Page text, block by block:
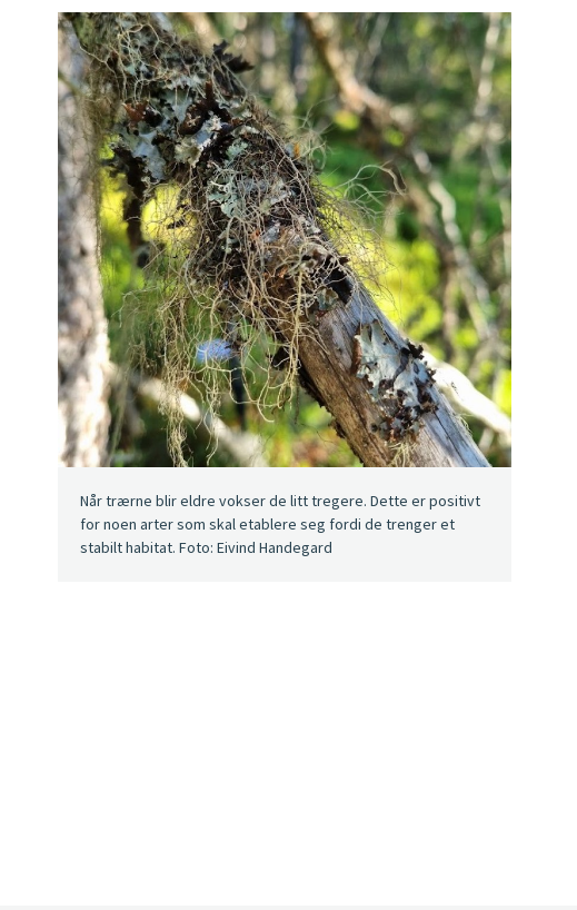
Når trærne blir eldre vokser de litt tregere. Dette er positivt
for noen arter som skal etablere seg fordi de trenger et
stabilt habitat. Foto: Eivind Handegard